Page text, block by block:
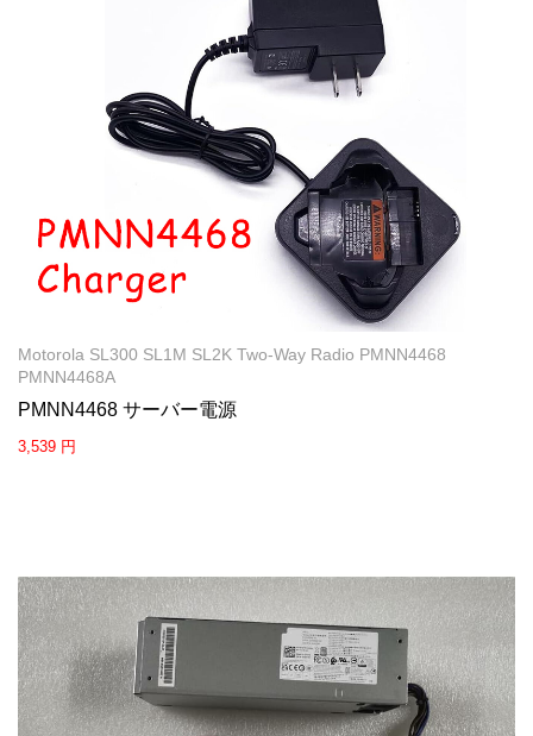
Motorola SL300 SL1M SL2K Two-Way Radio PMNN4468
PMNN4468A
PMNN4468 サーバー電源
3,539 円